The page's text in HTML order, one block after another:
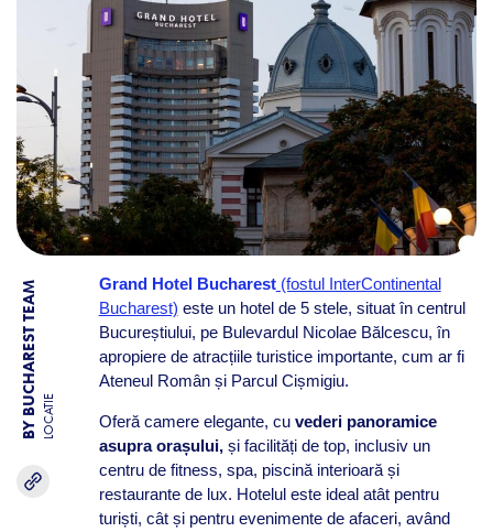
BY BUCHAREST TEAM LOCATIE
Grand Hotel Bucharest(fostul InterContinental
Bucharest) este un hotel de 5 stele, situat în centrul
Bucureștiului, pe Bulevardul Nicolae Bălcescu, în
apropiere de atracțiile turistice importante, cum ar fi
Ateneul Român și Parcul Cișmigiu.
Oferă camere elegante, cu vederi panoramice
asupra orașului,și facilități de top, inclusiv un
centru de fitness, spa, piscină interioară și
restaurante de lux. Hotelul este ideal atât pentru
turiști, cât și pentru evenimente de afaceri, având